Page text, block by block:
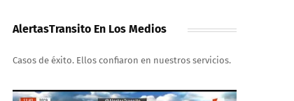
AlertasTransito En Los Medios
Casos de éxito. Ellos confiaron en nuestros servicios.